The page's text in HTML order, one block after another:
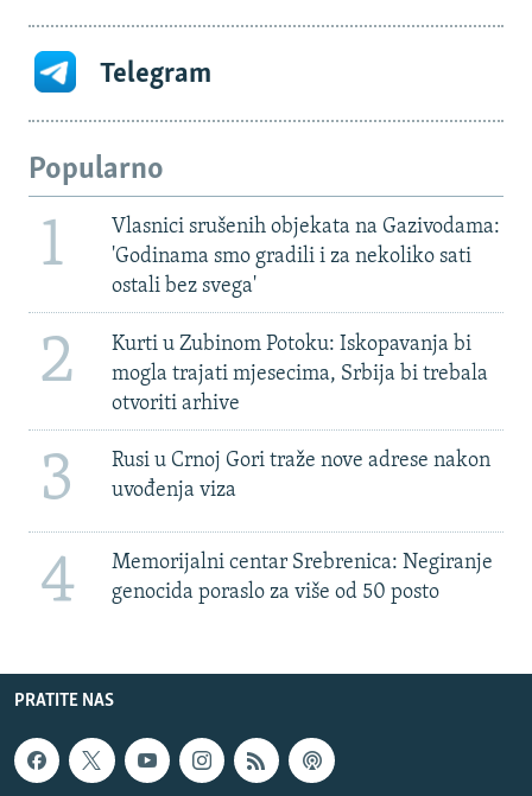
Telegram
Popularno
1
Vlasnici srušenih objekata na Gazivodama:
'Godinama smo gradili i za nekoliko sati
ostali bez svega'
2
Kurti u Zubinom Potoku: Iskopavanja bi
mogla trajati mjesecima, Srbija bi trebala
otvoriti arhive
3
Rusi u Crnoj Gori traže nove adrese nakon
uvođenja viza
4
Memorijalni centar Srebrenica: Negiranje
genocida poraslo za više od 50 posto
PRATITE NAS